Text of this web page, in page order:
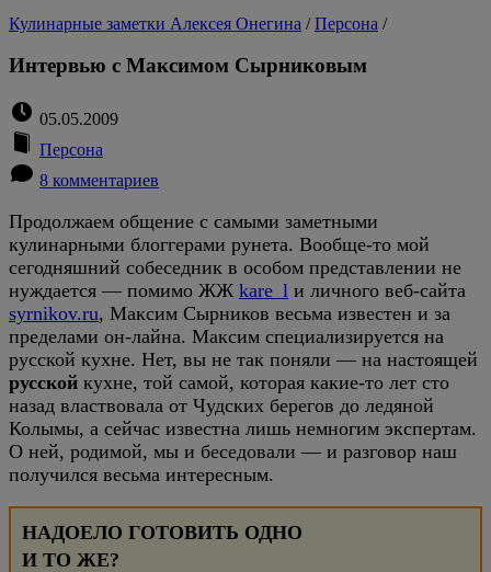
Кулинарные заметки Алексея Онегина /Персона /
Интервью с Максимом Сырниковым
05.05.2009
Персона
8 комментариев
Продолжаем общение с самыми заметными
кулинарными блоггерами рунета. Вообще-то мой
сегодняшний собеседник в особом представлении не
нуждается — помимо ЖЖ kare_l и личного веб-сайта
syrnikov.ru, Максим Сырников весьма известен и за
пределами он-лайна. Максим специализируется на
русской кухне. Нет, вы не так поняли — на настоящей
русской кухне, той самой, которая какие-то лет сто
назад властвовала от Чудских берегов до ледяной
Колымы, а сейчас известна лишь немногим экспертам.
О ней, родимой, мы и беседовали — и разговор наш
получился весьма интересным.
НАДОЕЛО ГОТОВИТЬ ОДНО
И ТО ЖЕ?